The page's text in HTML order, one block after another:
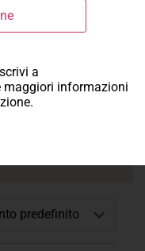
line
a
maggiori informazioni